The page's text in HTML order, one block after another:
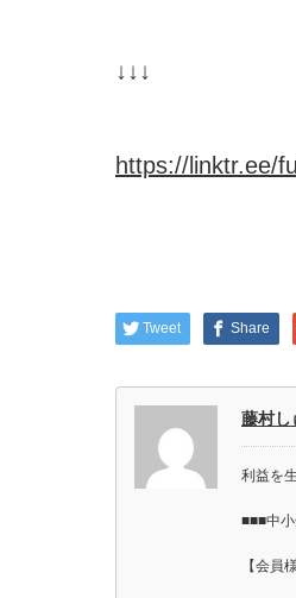
↓↓↓
https://linktr.ee/
Tweet Share
藤村し
利益を
■■■中
【会員